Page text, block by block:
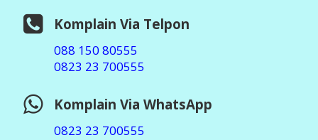
Komplain Via Telpon
088 150 80555
0823 23 700555
Komplain Via WhatsApp
0823 23 700555